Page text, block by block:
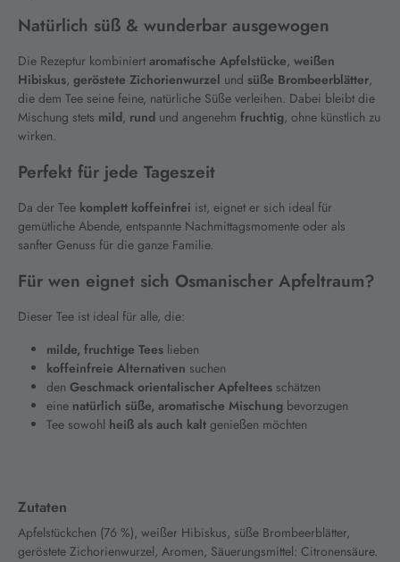
Natürlich süß & wunderbar ausgewogen
Die Rezeptur kombiniert aromatische Apfelstücke, weißen
Hibiskus, geröstete Zichorienwurzel und süße Brombeerblätter,
die dem Tee seine feine, natürliche Süße verleihen. Dabei bleibt die
Mischung stets mild, rund und angenehm fruchtig, ohne künstlich zu
wirken.
Perfekt für jede Tageszeit
Da der Tee komplett koffeinfrei ist, eignet er sich ideal für
gemütliche Abende, entspannte Nachmittagsmomente oder als
sanfter Genuss für die ganze Familie.
Für wen eignet sich Osmanischer Apfeltraum?
Dieser Tee ist ideal für alle, die:
milde, fruchtige Tees lieben
koffeinfreie Alternativen suchen
den Geschmack orientalischer Apfeltees schätzen
eine natürlich süße, aromatische Mischung bevorzugen
Tee sowohl heiß als auch kalt genießen möchten
Zutaten
Apfelstückchen (76 %), weißer Hibiskus, süße Brombeerblätter,
geröstete Zichorienwurzel, Aromen, Säuerungsmittel: Citronensäure.